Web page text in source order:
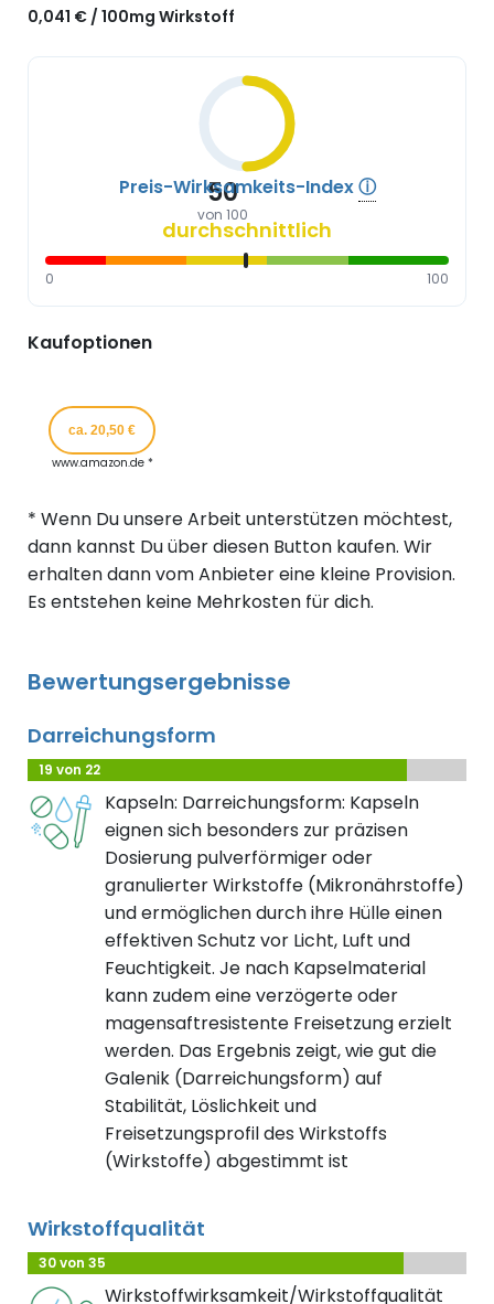
0,041 € / 100mg Wirkstoff
50
von 100
Preis-Wirksamkeits-Indexⓘ
durchschnittlich
0 100
Kaufoptionen
ca. 20,50 €
www.amazon.de *
* Wenn Du unsere Arbeit unterstützen möchtest,
dann kannst Du über diesen Button kaufen. Wir
erhalten dann vom Anbieter eine kleine Provision.
Es entstehen keine Mehrkosten für dich.
Bewertungsergebnisse
Darreichungsform
19 von 22
Kapseln: Darreichungsform: Kapseln
eignen sich besonders zur präzisen
Dosierung pulverförmiger oder
granulierter Wirkstoffe (Mikronährstoffe)
und ermöglichen durch ihre Hülle einen
effektiven Schutz vor Licht, Luft und
Feuchtigkeit. Je nach Kapselmaterial
kann zudem eine verzögerte oder
magensaftresistente Freisetzung erzielt
werden. Das Ergebnis zeigt, wie gut die
Galenik (Darreichungsform) auf
Stabilität, Löslichkeit und
Freisetzungsprofil des Wirkstoffs
(Wirkstoffe) abgestimmt ist
Wirkstoffqualität
30 von 35
Wirkstoffwirksamkeit/Wirkstoffqualität